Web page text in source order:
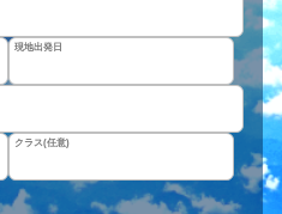
現地出発日
クラス(任意)